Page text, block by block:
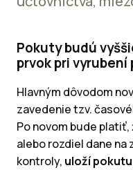
Pokuty budú
prvok pri vyrubení
Hlavným dôvodom
zavedenie tzv.
Po novom bude platiť,
alebo rozdiel dane
kontroly, uloží pokutu